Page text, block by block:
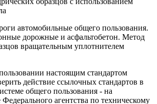
автомобильные общего пользования.
дорожные и асфальтобетон. Метод
вращательным уплотнителем
настоящим стандартом
действие ссылочных стандартов в
общего пользования - на
агентства по техническому